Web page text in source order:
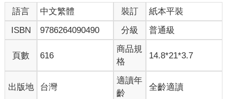
語言 中文繁體 裝訂
紙本平裝
ISBN
9786264090490 分級 普通級
頁數 616
商品規
格
14.8*21*3.7
出版地 台灣
適讀年
齡
全齡適讀